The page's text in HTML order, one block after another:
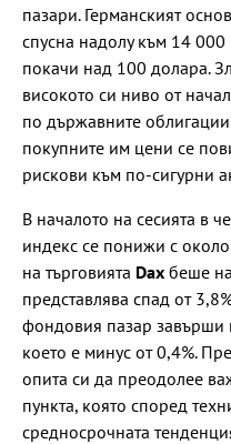
пазари. Германският
спусна надолу към 14 000
покачи над 100 долара.
високото си ниво от
по държавните
покупните им цени се
рискови към по-сигурни
В началото на сесията в
индекс се понижи с
на търговията Dax беше
представлява спад от
фондовия пазар завърши
което е минус от 0,4%.
опита си да преодолее
пункта, която според
средносрочната